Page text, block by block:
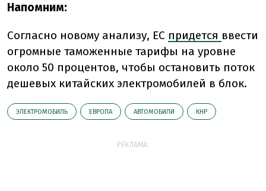
Напомним:
Согласно новому анализу, ЕС придется ввести
огромные таможенные тарифы на уровне
около 50 процентов, чтобы остановить поток
дешевых китайских электромобилей в блок.
ЭЛЕКТРОМОБИЛЬ ЕВРОПА АВТОМОБИЛИ КНР
РЕКЛАМА: